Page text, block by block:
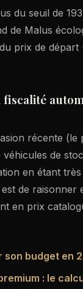
du seuil de
de Malus
prix de départ
récente
de
en étant
de raisonner
en prix
son budget en
: le